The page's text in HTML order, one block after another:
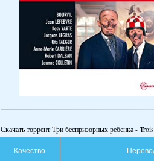
Скачать торрент Три беспризорных ребенка -
Качество